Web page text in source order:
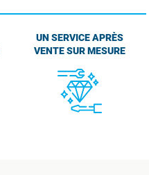
UN SERVICE APRÈS
VENTE SUR MESURE